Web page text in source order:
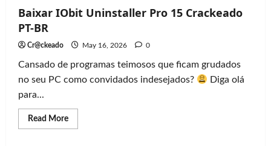
Baixar IObit Uninstaller Pro 15 Crackeado
PT-BR
Cr@ckeado May 16, 2026 0
Cansado de programas teimosos que ficam grudados
no seu PC como convidados indesejados?
Diga olá
para...
Read MoreRead
more